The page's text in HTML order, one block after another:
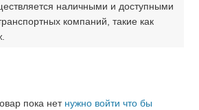
наличными и доступными
компаний, такие как
пока нет нужно войти что бы